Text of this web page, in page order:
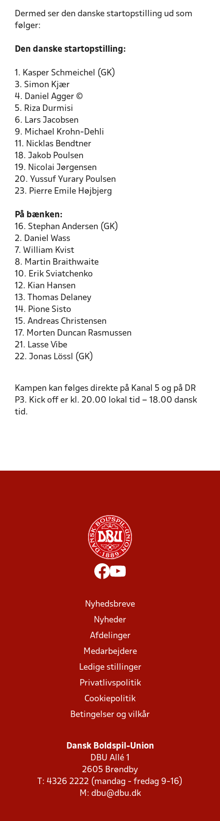
Dermed ser den danske startopstilling ud som
følger:
Den danske startopstilling:
1. Kasper Schmeichel (GK)
3. Simon Kjær
4. Daniel Agger ©
5. Riza Durmisi
6. Lars Jacobsen
9. Michael Krohn-Dehli
11. Nicklas Bendtner
18. Jakob Poulsen
19. Nicolai Jørgensen
20. Yussuf Yurary Poulsen
23. Pierre Emile Højbjerg
På bænken:
16. Stephan Andersen (GK)
2. Daniel Wass
7. William Kvist
8. Martin Braithwaite
10. Erik Sviatchenko
12. Kian Hansen
13. Thomas Delaney
14. Pione Sisto
15. Andreas Christensen
17. Morten Duncan Rasmussen
21. Lasse Vibe
22. Jonas Lössl (GK)
Kampen kan følges direkte på Kanal 5 og på DR
P3. Kick off er kl. 20.00 lokal tid – 18.00 dansk
tid.
Nyhedsbreve
Nyheder
Afdelinger
Medarbejdere
Ledige stillinger
Privatlivspolitik
Cookiepolitik
Betingelser og vilkår
Dansk Boldspil-Union
DBU Allé 1
2605 Brøndby
T: 4326 2222 (mandag - fredag 9-16)
M: dbu@dbu.dk